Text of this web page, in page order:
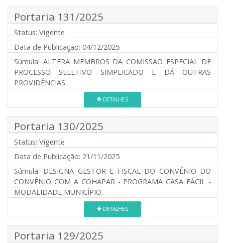
Portaria 131/2025
Status: Vigente
Data de Publicação: 04/12/2025
Súmula: ALTERA MEMBROS DA COMISSÃO ESPECIAL DE
PROCESSO SELETIVO SIMPLICADO E DÁ OUTRAS
PROVIDÊNCIAS.
DETALHES
Portaria 130/2025
Status: Vigente
Data de Publicação: 21/11/2025
Súmula: DESIGNA GESTOR E FISCAL DO CONVÊNIO DO
CONVÊNIO COM A COHAPAR - PROGRAMA CASA FÁCIL -
MODALIDADE MUNICÍPIO.
DETALHES
Portaria 129/2025